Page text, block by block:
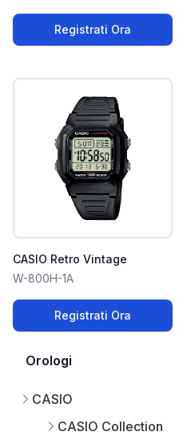
Orologi
CASIO
CASIO Collection
Registrati Ora
CASIO Retro Vintage
W-800H-1A
Registrati Ora